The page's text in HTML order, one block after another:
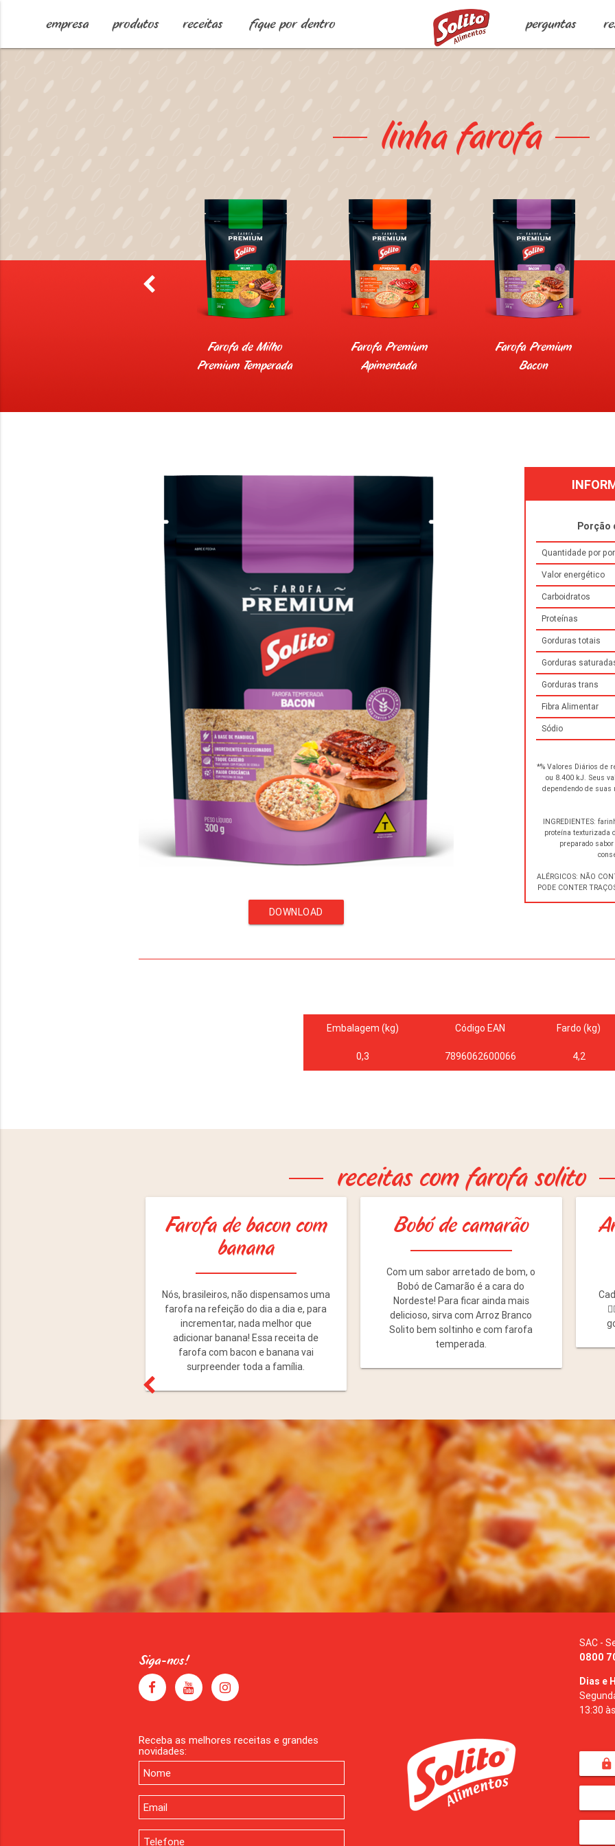
empresa produtos receitas fique por dentro perguntas
linha farofa
Farofa de Milho
Premium Temperada
Farofa Premium
Apimentada
Farofa Premium
Bacon
DOWNLOAD
Porção
Quantidade por
Valor energético
Carboidratos
Proteínas
Gorduras totais
Gorduras
Gorduras trans
Fibra Alimentar
Sódio
*% Valores Diários de
ou 8.400 kJ. Seus
dependendo de
INGREDIENTES:
proteína texturizada
preparado
ALÉRGICOS: NÃO
PODE CONTER
Embalagem (kg) Código EAN Fardo (kg)
0,3 7896062600066 4,2
receitas com farofa solito
Farofa de bacon com
banana
Nós, brasileiros, não dispensamos uma
farofa na refeição do dia a dia e, para
incrementar, nada melhor que
adicionar banana! Essa receita de
farofa com bacon e banana vai
surpreender toda a família.
Bobó de camarão
Com um sabor arretado de bom, o
Bobó de Camarão é a cara do
Nordeste! Para ficar ainda mais
delicioso, sirva com Arroz Branco
Solito bem soltinho e com farofa
temperada.
Siga-nos!
Receba as melhores receitas e grandes
novidades:
SAC -
0800
Dias e
13:30
lock